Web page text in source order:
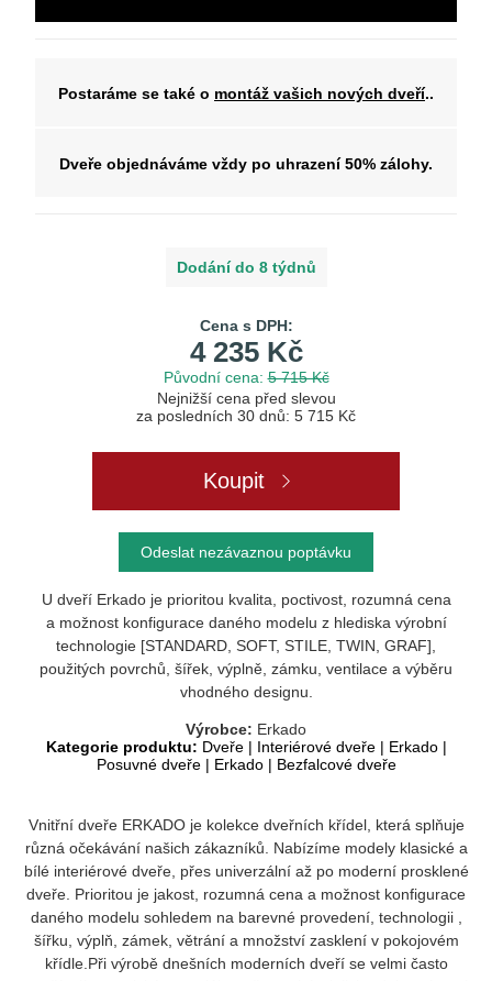
Postaráme se také o montáž vašich nových dveří..
Dveře objednáváme vždy po uhrazení 50% zálohy.
Dodání do 8 týdnů
Cena s DPH:
4 235 Kč
Původní cena:5 715 Kč
Nejnižší cena před slevou
za posledních 30 dnů: 5 715 Kč
Koupit
Odeslat nezávaznou poptávku
U dveří Erkado je prioritou kvalita, poctivost, rozumná cena
a možnost konfigurace daného modelu z hlediska výrobní
technologie [STANDARD, SOFT, STILE, TWIN, GRAF],
použitých povrchů, šířek, výplně, zámku, ventilace a výběru
vhodného designu.
Výrobce: Erkado
Kategorie produktu: Dveře| Interiérové dveře| Erkado|
Posuvné dveře| Erkado| Bezfalcové dveře
Vnitřní dveře ERKADO je kolekce dveřních křídel, která splňuje
různá očekávání našich zákazníků. Nabízíme modely klasické a
bílé interiérové dveře, přes univerzální až po moderní prosklené
dveře. Prioritou je jakost, rozumná cena a možnost konfigurace
daného modelu sohledem na barevné provedení, technologii ,
šířku, výplň, zámek, větrání a množství zasklení v pokojovém
křídle.Při výrobě dnešních moderních dveří se velmi často